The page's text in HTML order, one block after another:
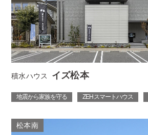
積水ハウス イズ松本
地震から家族を守る ZEH スマートハウス
松本南